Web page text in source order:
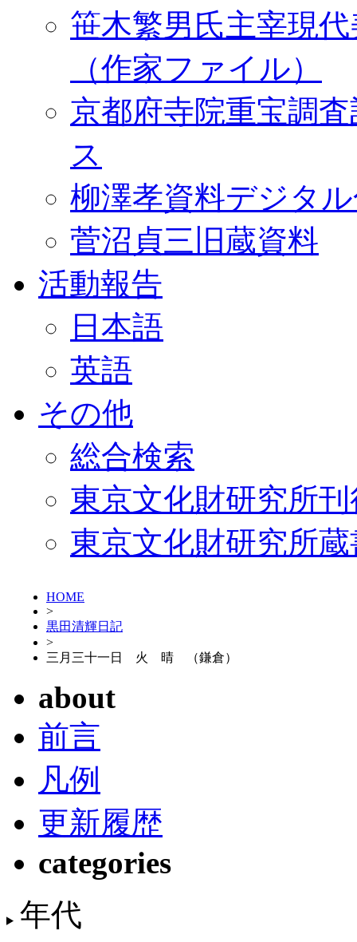
笹木繁男氏主宰現
（作家ファイル）
京都府寺院重宝調
ス
柳澤孝資料デジタ
菅沼貞三旧蔵資料
活動報告
日本語
英語
その他
総合検索
東京文化財研究所
東京文化財研究所
HOME
>
黒田清輝日記
>
三月三十一日 火 晴 （鎌倉）
about
前言
凡例
更新履歴
categories
年代